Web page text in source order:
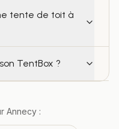
tente de toit à
TentBox ?
Annecy :